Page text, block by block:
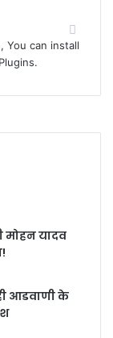
You can install
मोहन यादव
आडवाणी के